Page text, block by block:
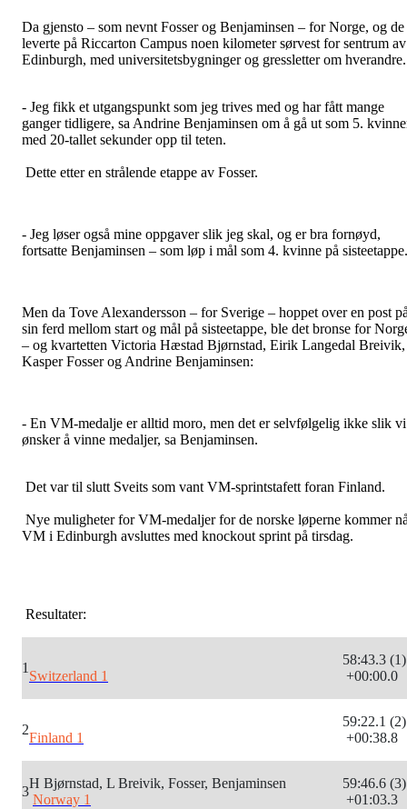
Da gjensto – som nevnt Fosser og Benjaminsen – for Norge, og de
leverte på Riccarton Campus noen kilometer sørvest for sentrum av
Edinburgh, med universitetsbygninger og gressletter om hverandre.
- Jeg fikk et utgangspunkt som jeg trives med og har fått mange
ganger tidligere, sa Andrine Benjaminsen om å gå ut som 5.
med 20-tallet sekunder opp til teten.
Dette etter en strålende etappe av Fosser.
- Jeg løser også mine oppgaver slik jeg skal, og er bra fornøyd,
fortsatte Benjaminsen – som løp i mål som 4. kvinne på sisteetappe.
Men da Tove Alexandersson – for Sverige – hoppet over en post
sin ferd mellom start og mål på sisteetappe, ble det bronse for
– og kvartetten Victoria Hæstad Bjørnstad, Eirik Langedal Breivik,
Kasper Fosser og Andrine Benjaminsen:
- En VM-medalje er alltid moro, men det er selvfølgelig ikke slik vi
ønsker å vinne medaljer, sa Benjaminsen.
Det var til slutt Sveits som vant VM-sprintstafett foran Finland.
Nye muligheter for VM-medaljer for de norske løperne kommer
VM i Edinburgh avsluttes med knockout sprint på tirsdag.
Resultater:
1
Switzerland 1
58:43.3 (1)
+00:00.0
2
Finland 1
59:22.1 (2)
+00:38.8
3
H Bjørnstad, L Breivik, Fosser, Benjaminsen
Norway 1
59:46.6 (3)
+01:03.3